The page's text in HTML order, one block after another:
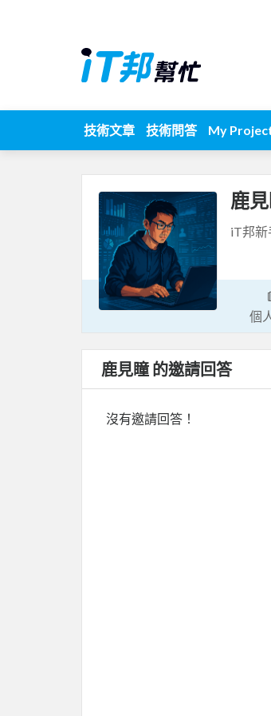
技術文章 技術問答 My
鹿
iT邦新
個
鹿見瞳 的邀請回答
沒有邀請回答！